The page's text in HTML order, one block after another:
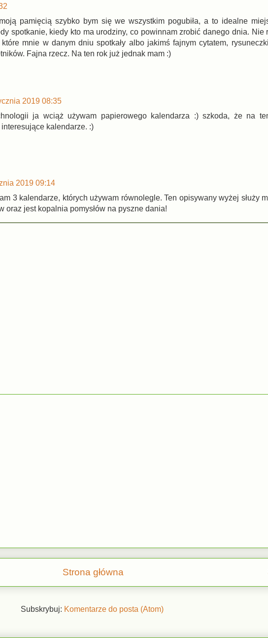
pamięcią szybko bym się we wszystkim pogubiła, a to idealne
spotkanie, kiedy kto ma urodziny, co powinnam zrobić danego dnia. Nie
mnie w danym dniu spotkały albo jakimś fajnym cytatem,
Fajna rzecz. Na ten rok już jednak mam :)
2019 08:35
ja wciąż używam papierowego kalendarza :) szkoda, że na
kalendarze. :)
2019 09:14
3 kalendarze, których używam równolegle. Ten opisywany wyżej służy
oraz jest kopalnia pomysłów na pyszne dania!
Strona główna
Subskrybuj: Komentarze do posta (Atom)